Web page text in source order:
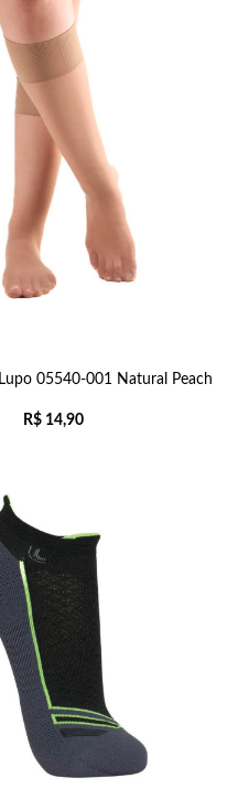
05540-001 Natural Peach
R$ 14,90